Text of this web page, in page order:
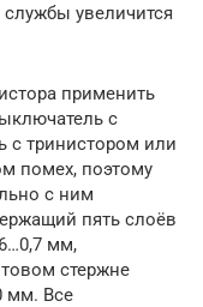
увеличится
применить
с
с тринистором или
помех, поэтому
с ним
пять слоёв
мм,
стержне
мм. Все